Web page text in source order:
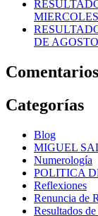
DE
Categorías
Blog
MIGUEL
Numerología
POLITICA
Reflexiones
Renuncia de
Resultados